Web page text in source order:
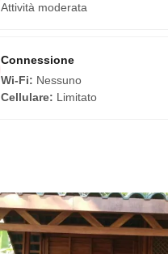
Attività moderata
Connessione
Wi-Fi: Nessuno
Cellulare: Limitato